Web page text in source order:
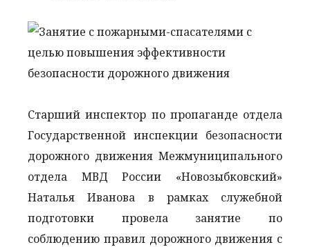
Старший инспектор по пропаганде отдела
Государственной инспекции безопасности
дорожного движения Межмуниципального
отдела МВД России «Новозыбковский»
Наталья Иванова в рамках служебной
подготовки провела занятие по
соблюдению правил дорожного движения с